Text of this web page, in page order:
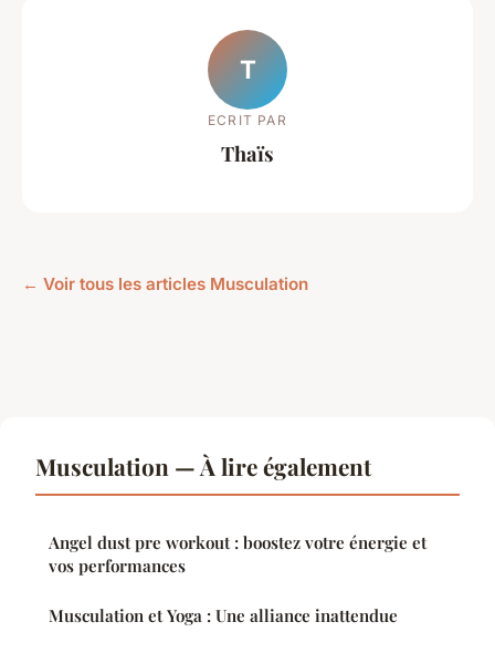
T
ECRIT PAR
Thaïs
← Voir tous les articles Musculation
Musculation — À lire également
Angel dust pre workout : boostez votre énergie et
vos performances
Musculation et Yoga : Une alliance inattendue